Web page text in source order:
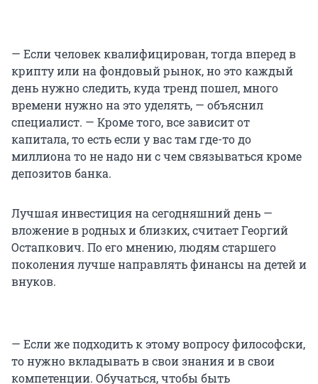
— Если человек квалифицирован, тогда вперед в
крипту или на фондовый рынок, но это каждый
день нужно следить, куда тренд пошел, много
времени нужно на это уделять, — объяснил
специалист. — Кроме того, все зависит от
капитала, то есть если у вас там где-то до
миллиона то не надо ни с чем связываться кроме
депозитов банка.
Лучшая инвестиция на сегодняшний день —
вложение в родных и близких, считает Георгий
Остапкович. По его мнению, людям старшего
поколения лучше направлять финансы на детей и
внуков.
— Если же подходить к этому вопросу философски,
то нужно вкладывать в свои знания и в свои
компетенции. Обучаться, чтобы быть